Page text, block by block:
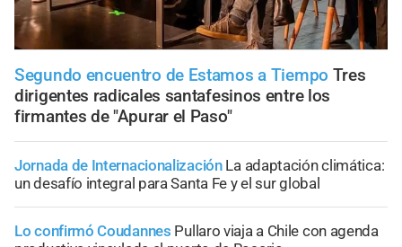
Segundo encuentro de Estamos a Tiempo Tres
dirigentes radicales santafesinos entre los
firmantes de "Apurar el Paso"
Jornada de Internacionalización La adaptación climática:
un desafío integral para Santa Fe y el sur global
Lo confirmó Coudannes Pullaro viaja a Chile con agenda